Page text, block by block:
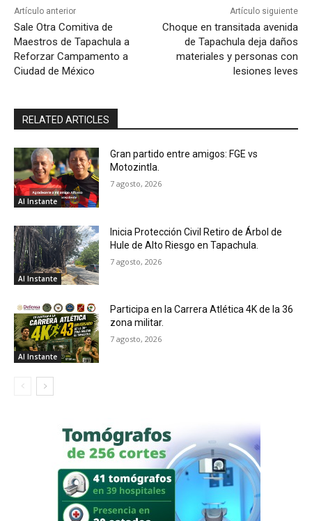
Artículo anterior
Sale Otra Comitiva de
Maestros de Tapachula a
Reforzar Campamento a
Ciudad de México
Artículo siguiente
Choque en transitada avenida
de Tapachula deja daños
materiales y personas con
lesiones leves
RELATED ARTICLES
Al Instante
Gran partido entre amigos: FGE vs
Motozintla.
7 agosto, 2026
Al Instante
Inicia Protección Civil Retiro de Árbol de
Hule de Alto Riesgo en Tapachula.
7 agosto, 2026
Al Instante
Participa en la Carrera Atlética 4K de la 36
zona militar.
7 agosto, 2026